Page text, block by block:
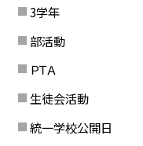
3学年
部活動
ＰＴＡ
生徒会活動
統一学校公開日